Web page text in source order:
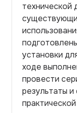
технической
установки
ходе
провести
результаты